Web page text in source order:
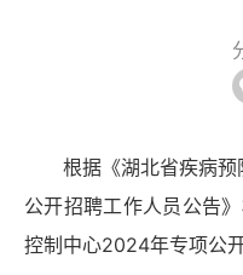
根据《湖北省疾病
公开招聘工作人员公告
控制中心2024年专项公